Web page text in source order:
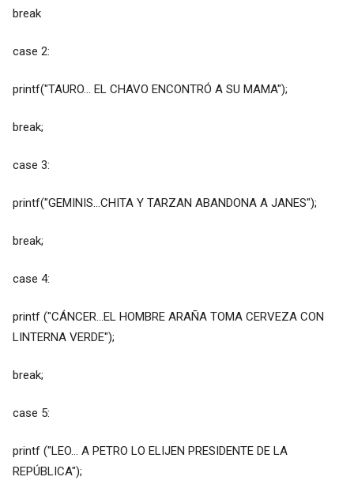
break
case 2:
printf("TAURO... EL CHAVO ENCONTRÓ A SU MAMA");
break;
case 3:
printf("GEMINIS...CHITA Y TARZAN ABANDONA A JANES");
break;
case 4:
printf ("CÁNCER...EL HOMBRE ARAÑA TOMA CERVEZA CON
LINTERNA VERDE");
break;
case 5:
printf ("LEO... A PETRO LO ELIJEN PRESIDENTE DE LA
REPÚBLICA");